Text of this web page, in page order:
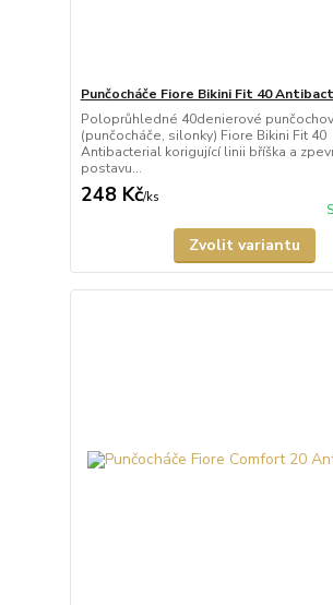
Punčocháče Fiore Bikini Fit 40
Poloprůhledné 40denierové
(punčocháče, silonky) Fiore Bikini Fit 40
Antibacterial korigující linii bříška a
postavu...
248 Kč/ks
Zvolit variantu